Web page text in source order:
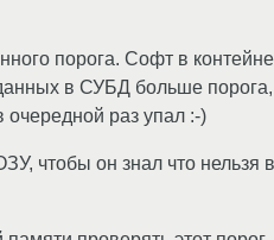
порога. Софт в
в СУБД больше порога,
очередной раз упал :-)
чтобы он знал что нельзя